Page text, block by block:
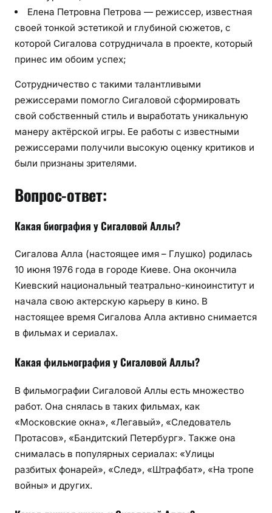
Елена Петровна Петрова — режиссер, известная
своей тонкой эстетикой и глубиной сюжетов, с
которой Сигалова сотрудничала в проекте, который
принес им обоим успех;
Сотрудничество с такими талантливыми
режиссерами помогло Сигаловой сформировать
свой собственный стиль и выработать уникальную
манеру актёрской игры. Ее работы с известными
режиссерами получили высокую оценку критиков и
были признаны зрителями.
Вопрос-ответ:
Какая биография у Сигаловой Аллы?
Сигалова Алла (настоящее имя – Глушко) родилась
10 июня 1976 года в городе Киеве. Она окончила
Киевский национальный театрально-киноинститут и
начала свою актерскую карьеру в кино. В
настоящее время Сигалова Алла активно снимается
в фильмах и сериалах.
Какая фильмография у Сигаловой Аллы?
В фильмографии Сигаловой Аллы есть множество
работ. Она снялась в таких фильмах, как
«Московские окна», «Легавый», «Следователь
Протасов», «Бандитский Петербург». Также она
снималась в популярных сериалах: «Улицы
разбитых фонарей», «След», «Штрафбат», «На тропе
войны» и других.